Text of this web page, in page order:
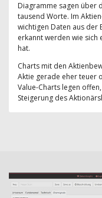
Diagramme sagen über
tausend Worte. Im
wichtigen Daten aus der
erkannt werden wie sich
hat.
Charts mit den
Aktie gerade eher teuer
Value-Charts legen
Steigerung des